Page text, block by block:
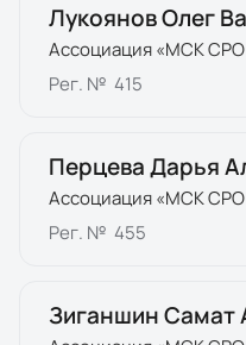
Лукоянов Олег
Ассоциация «МСК СРО
Рег. № 415
Перцева Дарья
Ассоциация «МСК СРО
Рег. № 455
Зиганшин Самат